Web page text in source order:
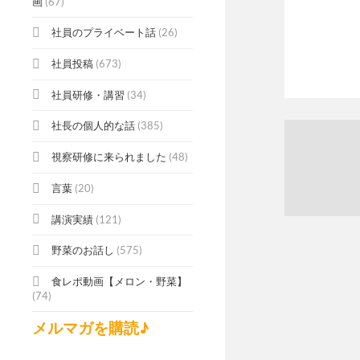
社員のプライベート話 (26)
社員投稿 (673)
社員研修・講習 (34)
社長の個人的な話 (385)
視察研修に来られました (48)
言葉 (20)
講演実績 (121)
野菜のお話し (575)
食レポ動画【メロン・野菜】
(74)
メルマガを購読♪